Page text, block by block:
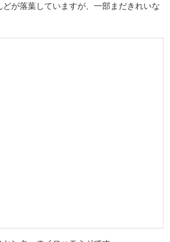
が落葉していますが、一部まだきれいな